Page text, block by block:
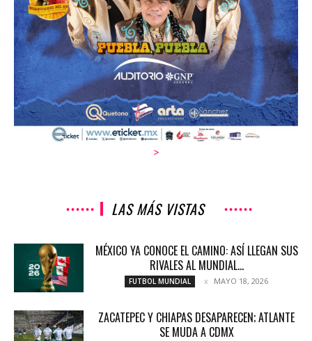
>
LAS MÁS VISTAS
MÉXICO YA CONOCE EL CAMINO: ASÍ LLEGAN SUS
RIVALES AL MUNDIAL...
FUTBOL MUNDIAL MAYO 18, 2026
ZACATEPEC Y CHIAPAS DESAPARECEN; ATLANTE
SE MUDA A CDMX